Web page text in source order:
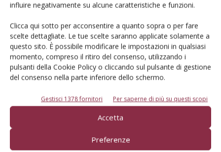
influire negativamente su alcune caratteristiche e funzioni.
Clicca qui sotto per acconsentire a quanto sopra o per fare
scelte dettagliate. Le tue scelte saranno applicate solamente a
questo sito. È possibile modificare le impostazioni in qualsiasi
momento, compreso il ritiro del consenso, utilizzando i
pulsanti della Cookie Policy o cliccando sul pulsante di gestione
del consenso nella parte inferiore dello schermo.
Gestisci 1378 fornitori Per saperne di più su questi scopi
Accetta
Preferenze
Cerca adesso
ECONOMIA E POLITICA